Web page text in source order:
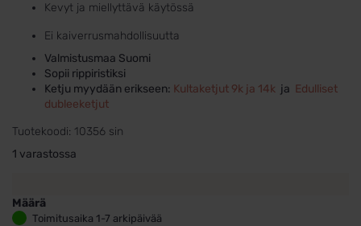
Kevyt ja miellyttävä käytössä
Ei kaiverrusmahdollisuutta
Valmistusmaa Suomi
Sopii rippiristiksi
Ketju myydään erikseen: Kultaketjut 9k ja 14k ja Edulliset
dubleeketjut
Tuotekoodi: 10356 sin
1 varastossa
Määrä
RippiristiToimitusaika 1-7 arkipäivää